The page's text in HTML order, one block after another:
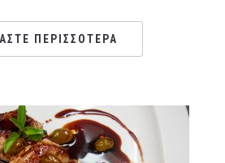
ΠΕΡΙΣΣΟΤΕΡΑ